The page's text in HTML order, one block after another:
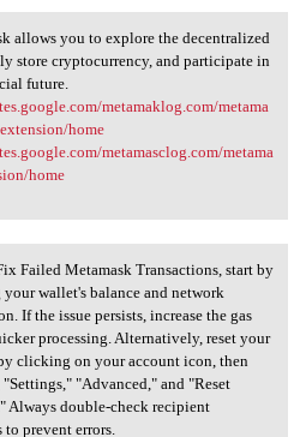
allows you to
allows you to explore the decentralized
store cryptocurrency, and participate in
future.
metamaklog.com/metama
home
metamasclog.com/metama
home
Failed Metamask
Failed Metamask Transactions, start by
wallet's balance and network
If the issue persists, increase the gas
processing. Alternatively, reset your
clicking on your account icon, then
"Advanced," and "Reset
Always double-check recipient
to prevent errors.